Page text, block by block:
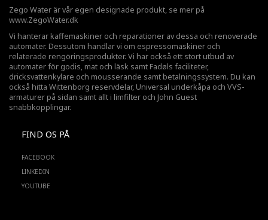
Zego Water är vår egen designade produkt, se mer på
www.ZegoWater.dk
Vi hanterar kaffemaskiner och reparationer av dessa och renoverade
automater. Dessutom handlar vi om espressomaskiner och
relaterade rengöringsprodukter. Vi har också ett stort utbud av
automater för godis, mat och läsk samt Fadøls faciliteter,
dricksvattenkylare och mousserande samt betalningssystem. Du kan
också hitta Wittenborg reservdelar, Universal underkåpa och VVS-
armaturer på sidan samt allt i limfilter och John Guest
snabbkopplingar.
FIND OS PÅ
FACEBOOK
LINKEDIN
YOUTUBE